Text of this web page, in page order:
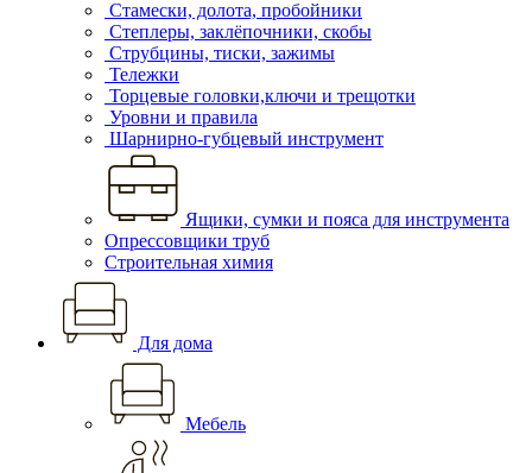
Стамески, долота, пробойники
Степлеры, заклёпочники, скобы
Струбцины, тиски, зажимы
Тележки
Торцевые головки,ключи и трещотки
Уровни и правила
Шарнирно-губцевый инструмент
Ящики, сумки и пояса для инструмента
Опрессовщики труб
Строительная химия
Для дома
Мебель